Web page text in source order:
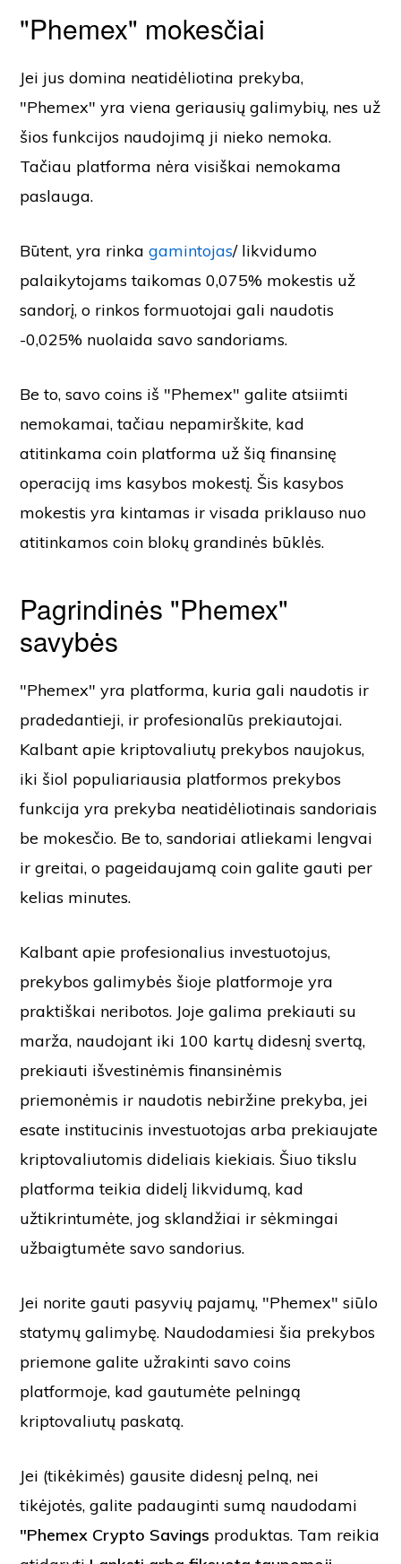
"Phemex" mokesčiai
Jei jus domina neatidėliotina prekyba,
"Phemex" yra viena geriausių galimybių, nes už
šios funkcijos naudojimą ji nieko nemoka.
Tačiau platforma nėra visiškai nemokama
paslauga.
Būtent, yra rinkagamintojas/ likvidumo
palaikytojams taikomas 0,075% mokestis už
sandorį, o rinkos formuotojai gali naudotis
-0,025% nuolaida savo sandoriams.
Be to, savo coins iš "Phemex" galite atsiimti
nemokamai, tačiau nepamirškite, kad
atitinkama coin platforma už šią finansinę
operaciją ims kasybos mokestį. Šis kasybos
mokestis yra kintamas ir visada priklauso nuo
atitinkamos coin blokų grandinės būklės.
Pagrindinės "Phemex"
savybės
"Phemex" yra platforma, kuria gali naudotis ir
pradedantieji, ir profesionalūs prekiautojai.
Kalbant apie kriptovaliutų prekybos naujokus,
iki šiol populiariausia platformos prekybos
funkcija yra prekyba neatidėliotinais sandoriais
be mokesčio. Be to, sandoriai atliekami lengvai
ir greitai, o pageidaujamą coin galite gauti per
kelias minutes.
Kalbant apie profesionalius investuotojus,
prekybos galimybės šioje platformoje yra
praktiškai neribotos. Joje galima prekiauti su
marža, naudojant iki 100 kartų didesnį svertą,
prekiauti išvestinėmis finansinėmis
priemonėmis ir naudotis nebiržine prekyba, jei
esate institucinis investuotojas arba prekiaujate
kriptovaliutomis dideliais kiekiais. Šiuo tikslu
platforma teikia didelį likvidumą, kad
užtikrintumėte, jog sklandžiai ir sėkmingai
užbaigtumėte savo sandorius.
Jei norite gauti pasyvių pajamų, "Phemex" siūlo
statymų galimybę. Naudodamiesi šia prekybos
priemone galite užrakinti savo coins
platformoje, kad gautumėte pelningą
kriptovaliutų paskatą.
Jei (tikėkimės) gausite didesnį pelną, nei
tikėjotės, galite padauginti sumą naudodami
"Phemex Crypto Savings produktas. Tam reikia